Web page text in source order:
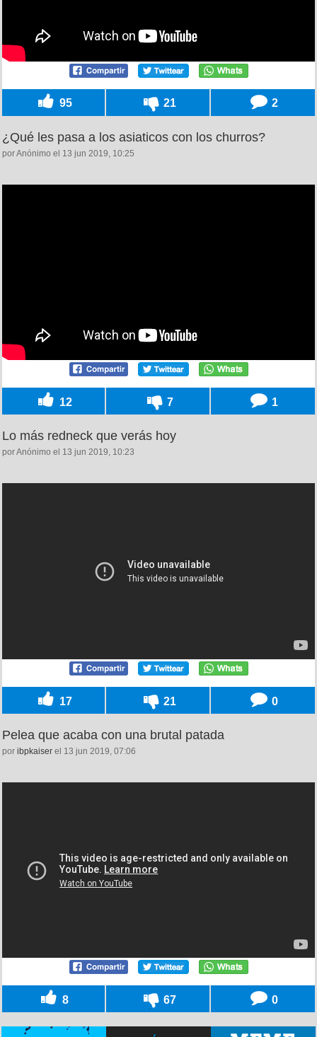
95 21 2
¿Qué les pasa a los asiaticos con los churros?
por Anónimo el 13 jun 2019, 10:25
12 7 1
Lo más redneck que verás hoy
por Anónimo el 13 jun 2019, 10:23
17 21 0
Pelea que acaba con una brutal patada
por ibpkaiser el 13 jun 2019, 07:06
8 67 0